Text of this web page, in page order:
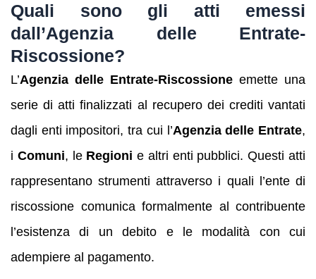
Quali sono gli atti emessi
dall’Agenzia delle Entrate-
Riscossione?
L’Agenzia delle Entrate-Riscossione emette una
serie di atti finalizzati al recupero dei crediti vantati
dagli enti impositori, tra cui l’Agenzia delle Entrate,
i Comuni, le Regioni e altri enti pubblici. Questi atti
rappresentano strumenti attraverso i quali l’ente di
riscossione comunica formalmente al contribuente
l’esistenza di un debito e le modalità con cui
adempiere al pagamento.